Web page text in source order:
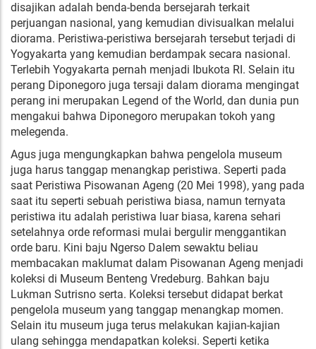
disajikan adalah benda-benda bersejarah terkait
perjuangan nasional, yang kemudian divisualkan melalui
diorama. Peristiwa-peristiwa bersejarah tersebut terjadi di
Yogyakarta yang kemudian berdampak secara nasional.
Terlebih Yogyakarta pernah menjadi Ibukota RI. Selain itu
perang Diponegoro juga tersaji dalam diorama mengingat
perang ini merupakan Legend of the World, dan dunia pun
mengakui bahwa Diponegoro merupakan tokoh yang
melegenda.
Agus juga mengungkapkan bahwa pengelola museum
juga harus tanggap menangkap peristiwa. Seperti pada
saat Peristiwa Pisowanan Ageng (20 Mei 1998), yang pada
saat itu seperti sebuah peristiwa biasa, namun ternyata
peristiwa itu adalah peristiwa luar biasa, karena sehari
setelahnya orde reformasi mulai bergulir menggantikan
orde baru. Kini baju Ngerso Dalem sewaktu beliau
membacakan maklumat dalam Pisowanan Ageng menjadi
koleksi di Museum Benteng Vredeburg. Bahkan baju
Lukman Sutrisno serta. Koleksi tersebut didapat berkat
pengelola museum yang tanggap menangkap momen.
Selain itu museum juga terus melakukan kajian-kajian
ulang sehingga mendapatkan koleksi. Seperti ketika